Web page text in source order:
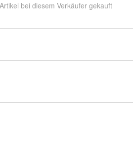
bei diesem Verkäufer gekauft